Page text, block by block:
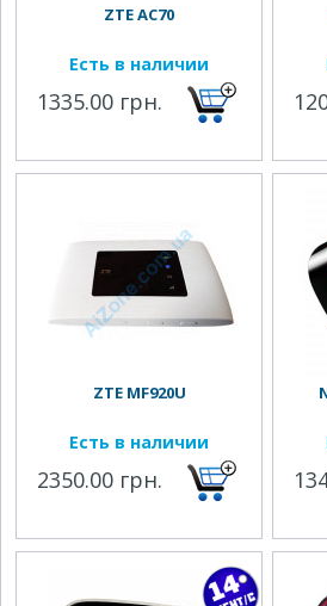
ZTE AC70
Есть в наличии
1335.00 грн.
ZTE MF920U
Есть в наличии
2350.00 грн.